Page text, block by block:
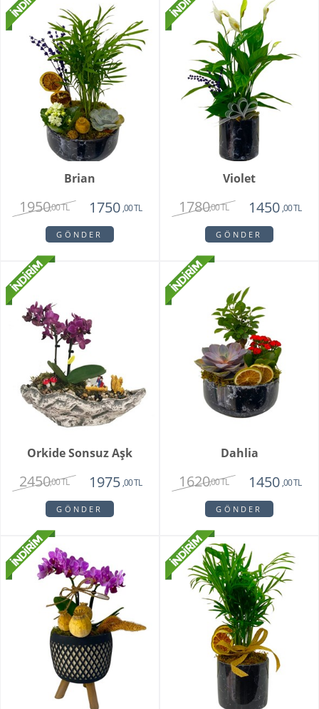
Brian
1950,00 TL 1750 ,00 TL
GÖNDER
Violet
1780,00 TL 1450 ,00 TL
GÖNDER
Orkide Sonsuz Aşk
2450,00 TL 1975 ,00 TL
GÖNDER
Dahlia
1620,00 TL 1450 ,00 TL
GÖNDER